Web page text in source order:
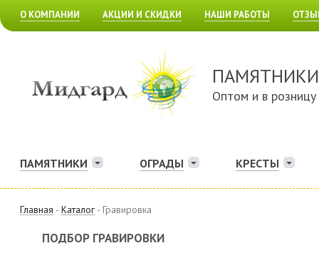
О КОМПАНИИ АКЦИИ И СКИДКИ НАШИ РАБОТЫ
ПАМЯТНИКИ
Оптом и в розницу
ПАМЯТНИКИ ОГРАДЫ КРЕСТЫ
Главная - Каталог - Гравировка
ПОДБОР ГРАВИРОВКИ